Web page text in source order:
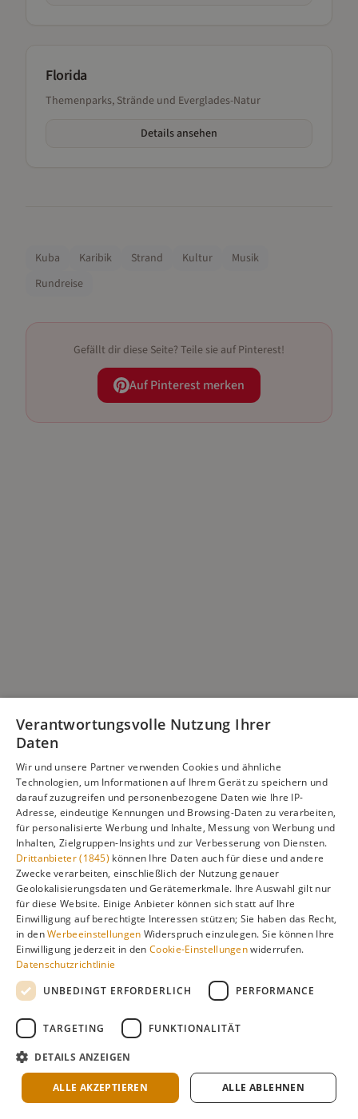
Florida
Themenparks, Strände und Everglades-Natur
Details ansehen
Kuba Karibik Strand Kultur
Musik
Rundreise
Gefällt dir diese Seite? Teile sie auf Pinterest!
Auf Pinterest merken
Verantwortungsvolle Nutzung Ihrer
Daten
Wir und unsere Partner verwenden Cookies und ähnliche
Technologien, um Informationen auf Ihrem Gerät zu speichern und
darauf zuzugreifen und personenbezogene Daten wie Ihre IP-
Adresse, eindeutige Kennungen und Browsing-Daten zu verarbeiten,
für personalisierte Werbung und Inhalte, Messung von Werbung und
Inhalten, Zielgruppen-Insights und zur Verbesserung von Diensten.
Drittanbieter (1845) können Ihre Daten auch für diese und andere
Zwecke verarbeiten, einschließlich der Nutzung genauer
Geolokalisierungsdaten und Gerätemerkmale. Ihre Auswahl gilt nur
für diese Website. Einige Anbieter können sich statt auf Ihre
Einwilligung auf berechtigte Interessen stützen; Sie haben das Recht,
in denWerbeeinstellungen Widerspruch einzulegen. Sie können Ihre
Einwilligung jederzeit in denCookie-Einstellungenwiderrufen.
Datenschutzrichtlinie
UNBEDINGT ERFORDERLICH
PERFORMANCE
TARGETING FUNKTIONALITÄT
DETAILS ANZEIGEN
ALLE AKZEPTIEREN ALLE ABLEHNEN